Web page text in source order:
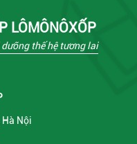
LÔMÔNÔXỐP
thế hệ tương lai
Hà Nội